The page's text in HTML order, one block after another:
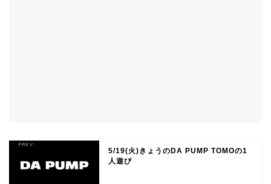
5/19(火)きょうのDA PUMP TOMOの1
人遊び